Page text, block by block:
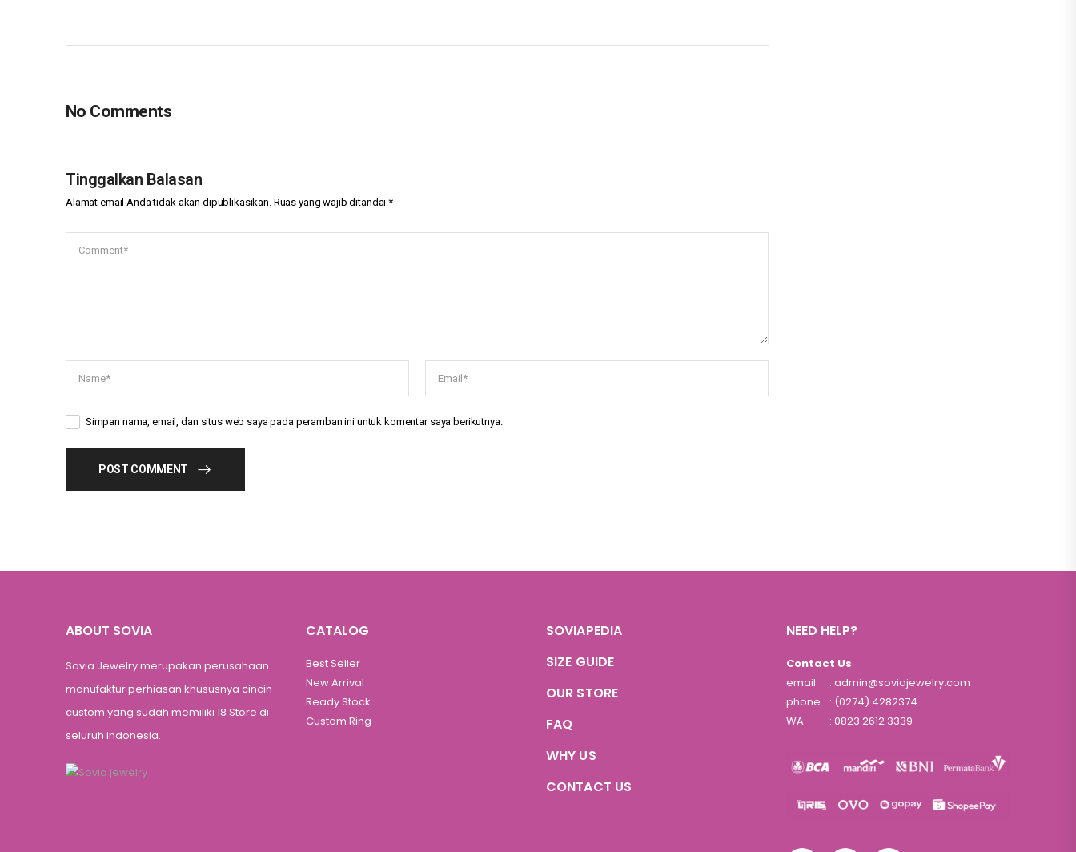
No Comments
Tinggalkan Balasan
Alamat email Anda tidak akan dipublikasikan. Ruas yang wajib ditandai*
Simpan nama, email, dan situs web saya pada peramban ini untuk komentar saya berikutnya.
POST COMMENT
ABOUT SOVIA
Sovia Jewelry merupakan perusahaan
manufaktur perhiasan khususnya cincin
custom yang sudah memiliki 18 Store di
seluruh indonesia.
CATALOG
Best Seller
New Arrival
Ready Stock
Custom Ring
SOVIAPEDIA
SIZE GUIDE
OUR STORE
FAQ
WHY US
CONTACT US
NEED HELP?
Contact Us
email
: admin@soviajewelry.com
phone
: (0274) 4282374
WA
: 0823 2612 3339